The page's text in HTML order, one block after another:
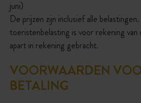
juni)
De prijzen zijn inclusief alle
toeristenbelasting is voor rekening
apart in rekening gebracht.
VOORWAARDEN
BETALING